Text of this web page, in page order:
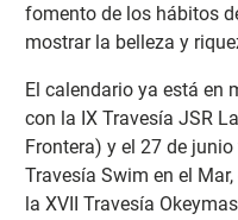
fomento de los hábitos
mostrar la belleza y
El calendario ya está en
con la IX Travesía JSR
Frontera) y el 27 de
Travesía Swim en el
la XVII Travesía